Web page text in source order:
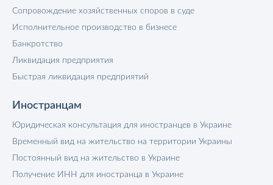
Сопровождение хозяйственных споров в суде
Исполнительное производство в бизнесе
Банкротство
Ликвидация предприятия
Быстрая ликвидация предприятий
Иностранцам
Юридическая консультация для иностранцев в Украине
Временный вид на жительство на территории Украины
Постоянный вид на жительство в Украине
Получение ИНН для иностранца в Украине